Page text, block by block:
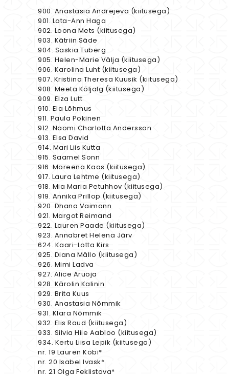
900. Anastasia Andrejeva (kiitusega)
901. Lota-Ann Haga
902. Loona Mets (kiitusega)
903. Kätriin Säde
904. Saskia Tuberg
905. Helen-Marie Välja (kiitusega)
906. Karolina Luht (kiitusega)
907. Kristiina Theresa Kuusik (kiitusega)
908. Meeta Kõljalg (kiitusega)
909. Elza Lutt
910. Ela Lõhmus
911. Paula Pokinen
912. Naomi Charlotta Andersson
913. Elsa David
914. Mari Liis Kutta
915. Saamel Sonn
916. Moreena Kaas (kiitusega)
917. Laura Lehtme (kiitusega)
918. Mia Maria Petuhhov (kiitusega)
919. Annika Prillop (kiitusega)
920. Dhana Vaimann
921. Margot Reimand
922. Lauren Paade (kiitusega)
923. Annabret Helena Järv
624. Kaari-Lotta Kirs
925. Diana Mällo (kiitusega)
926. Mimi Ladva
927. Alice Aruoja
928. Kärolin Kalinin
929. Brita Kuus
930. Anastasia Nõmmik
931. Klara Nõmmik
932. Elis Raud (kiitusega)
933. Silvia Hiie Aabloo (kiitusega)
934. Kertu Liisa Lepik (kiitusega)
nr. 19 Lauren Kobi*
nr. 20 Isabel Ivask*
nr. 21 Olga Feklistova*